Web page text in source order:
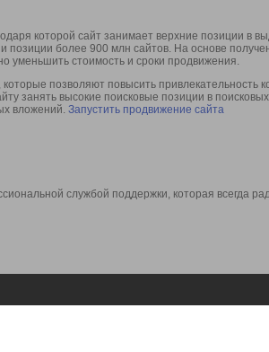
которой сайт занимает верхние позиции в
более 900 млн сайтов. На основе
уменьшить стоимость и сроки продвижения.
позволяют повысить привлекательность
занять высокие поисковые позиции в
вложений. Запустить продвижение сайта
службой поддержки, которая всегда